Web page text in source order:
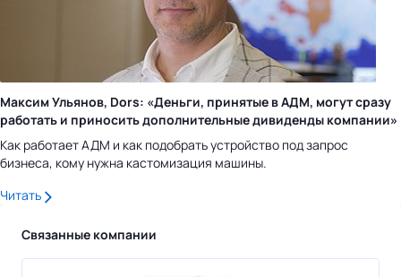
Максим Ульянов, Dors: «Деньги, принятые в АДМ, могут сразу
работать и приносить дополнительные дивиденды компании»
Как работает АДМ и как подобрать устройство под запрос
бизнеса, кому нужна кастомизация машины.
Читать
Связанные компании